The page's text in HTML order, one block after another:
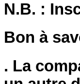
N.B. :
Bon à
. La